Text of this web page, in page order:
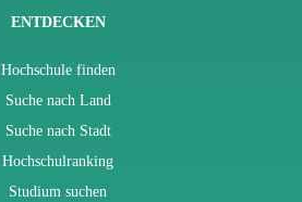
ENTDECKEN
Hochschule finden
Suche nach Land
Suche nach Stadt
Hochschulranking
Studium suchen